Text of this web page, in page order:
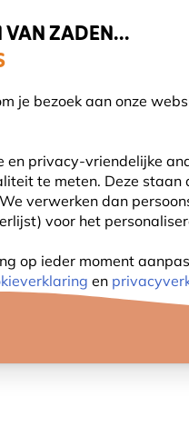
ZADEN...
je bezoek aan onze
en privacy-vriendelijke
te meten. Deze
We verwerken dan
voor het
op ieder moment
en
in 11 landen
€49